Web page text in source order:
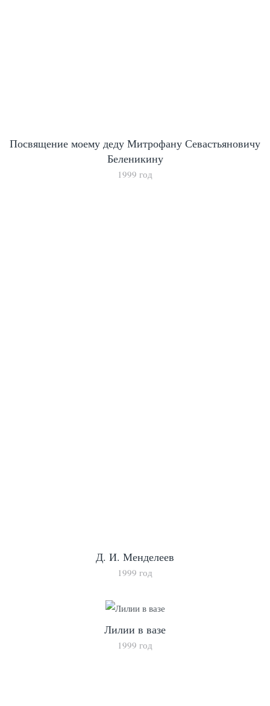
Посвящение моему деду Митрофану Севастьяновичу
Беленикину
1999 год
Д. И. Менделеев
1999 год
Лилии в вазе
1999 год